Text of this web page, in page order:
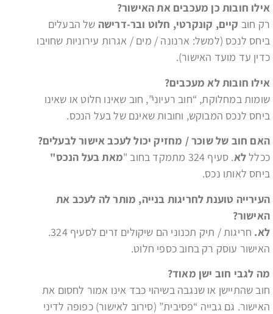
אילו חובות כן מעכבים את האישור?
רק חוב קיים, קונקרטי, חלוט ובר-דרישה של הבעלים
ביחס לנכס (למשל: ארנונה / מים / אגרות עירוניות שחויבו
כדין עד מועד האישור).
אילו חובות לא מעכבים?
שומות במחלוקת, “חוב רעיוני”, חוב שאינו חלוט או שאינו
ביחס לנכס המבוקש, וחובות שאינם של בעל הנכס.
האם חוב של שוכר / מחזיק יכול לעכב אישור לבעלים?
ככלללא. סעיף 324 מתמקד בחוב "
מאת בעל הנכס"
ביחס לאותו נכס.
העירייה טוענת לחריגות בנייה, מותר לה לעכב את
האישור?
לא.
חריגות / תיק תכנוני הם שיקולים זרים לסעיף 324.
האישור עוסק רק בחוב כספי חלוט.
מה לגבי חוב ישן מאוד?
חוב שהתיישן או שנגבה בשיהוי כבד אינו אמור לחסום את
האישור. גם גבייה “פסיבית” (סירוב לאישור) כפופה לדיני